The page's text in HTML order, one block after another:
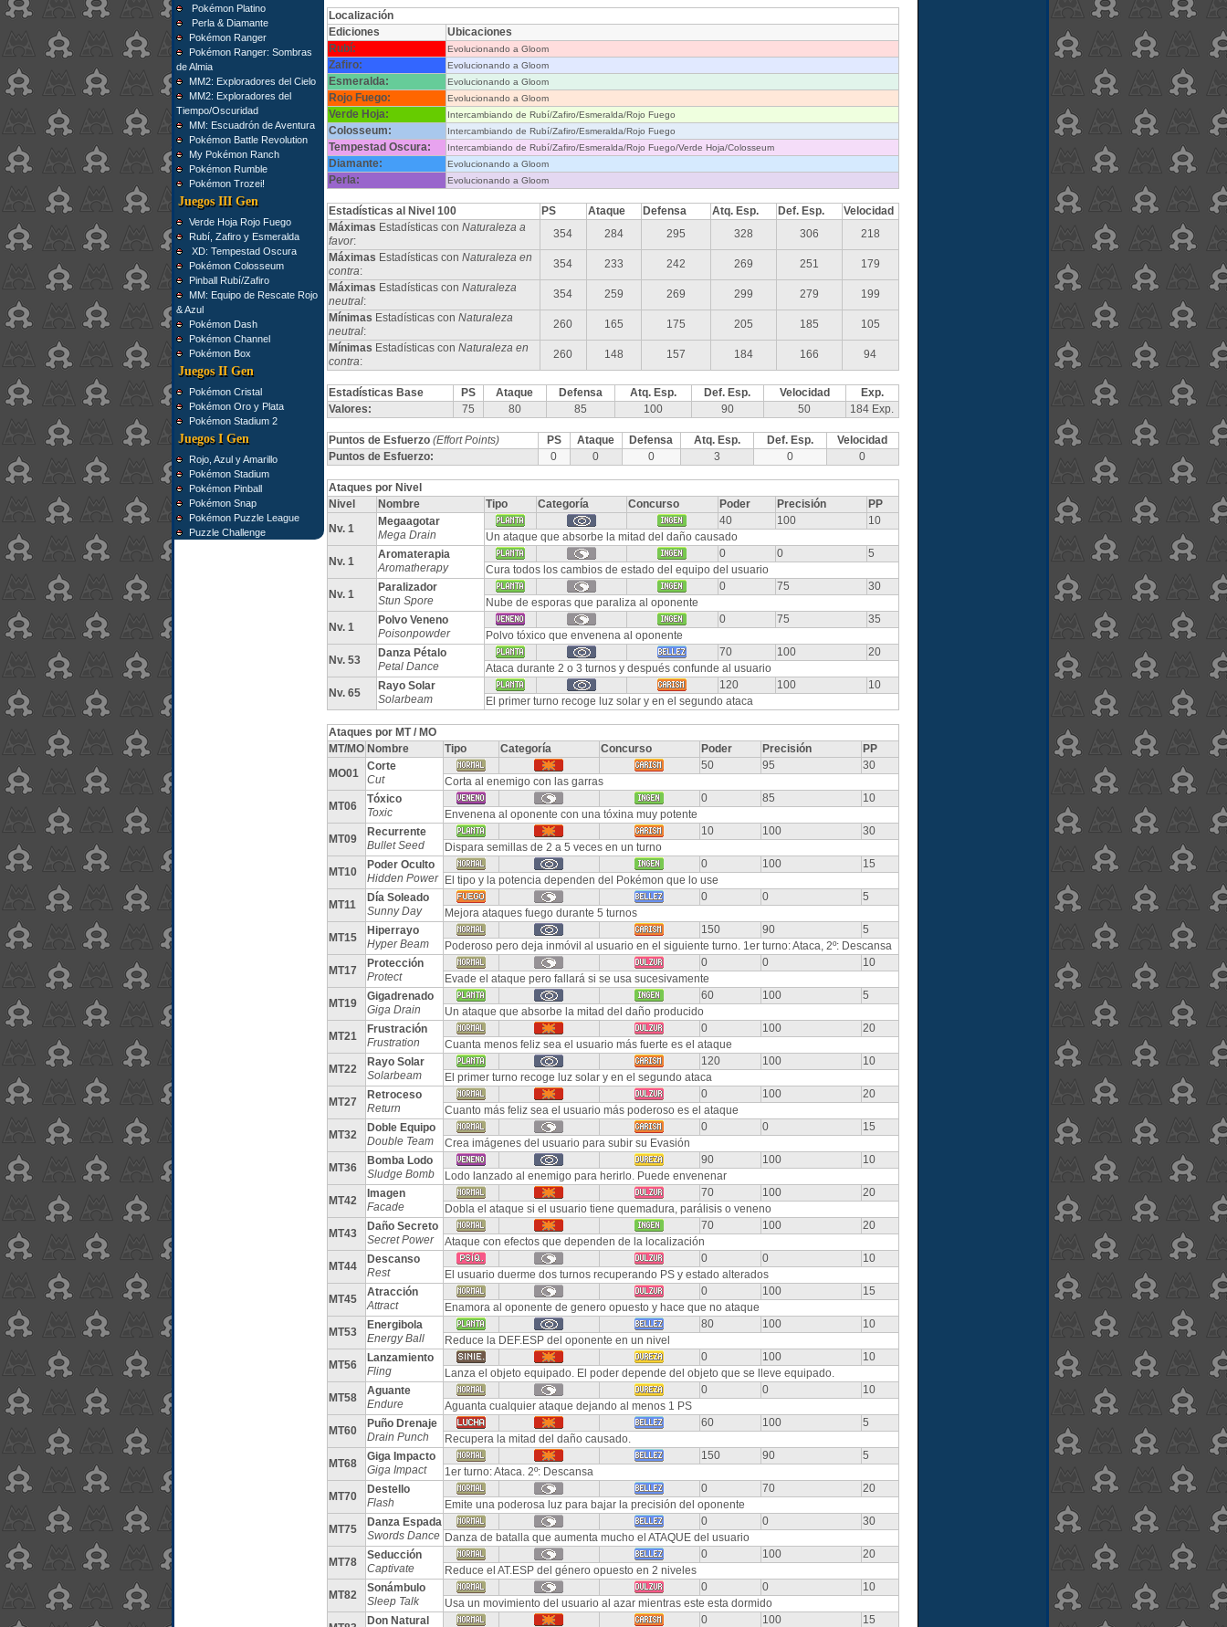
Pokémon Platino
Perla & Diamante
Pokémon Ranger
Pokémon Ranger: Sombras
de Almia
MM2: Exploradores del Cielo
MM2: Exploradores del
Tiempo/Oscuridad
MM: Escuadrón de Aventura
Pokémon Battle Revolution
My Pokémon Ranch
Pokémon Rumble
Pokémon Trozei!
Juegos III Gen
Verde Hoja Rojo Fuego
Rubí, Zafiro y Esmeralda
XD: Tempestad Oscura
Pokémon Colosseum
Pinball Rubí/Zafiro
MM: Equipo de Rescate Rojo
& Azul
Pokémon Dash
Pokémon Channel
Pokémon Box
Juegos II Gen
Pokémon Cristal
Pokémon Oro y Plata
Pokémon Stadium 2
Juegos I Gen
Rojo, Azul y Amarillo
Pokémon Stadium
Pokémon Pinball
Pokémon Snap
Pokémon Puzzle League
Puzzle Challenge
Localización
Ediciones
Ubicaciones
Rubí:
Evolucionando a Gloom
Zafiro: Evolucionando a Gloom
Esmeralda: Evolucionando a Gloom
Rojo Fuego: Evolucionando a Gloom
Verde Hoja: Intercambiando de Rubí/Zafiro/Esmeralda/Rojo Fuego
Colosseum: Intercambiando de Rubí/Zafiro/Esmeralda/Rojo Fuego
Tempestad Oscura: Intercambiando de Rubí/Zafiro/Esmeralda/Rojo Fuego/Verde Hoja/Colosseum
Diamante: Evolucionando a Gloom
Perla: Evolucionando a Gloom
Estadísticas al Nivel 100 PS Ataque Defensa Atq. Esp. Def. Esp.
Velocidad
Máximas Estadísticas con Naturaleza a
favor:
354 284 295 328 306
218
Máximas Estadísticas con Naturaleza en
contra:
354 233 242 269 251
179
Máximas Estadísticas con Naturaleza
neutral:
354 259 269 299 279
199
Mínimas Estadísticas con Naturaleza
neutral:
260 165 175 205 185
105
Mínimas Estadísticas con Naturaleza en
contra:
260 148 157 184 166 94
Estadísticas Base PS Ataque Defensa Atq. Esp. Def. Esp. Velocidad
Exp.
Valores:
75 80 85 100 90 50 184 Exp.
Puntos de Esfuerzo (Effort Points) PS Ataque Defensa Atq. Esp. Def. Esp.
Velocidad
Puntos de Esfuerzo:
0 0 0 3 0 0
Ataques por Nivel
Nivel
Nombre Tipo Categoría Concurso Poder Precisión
PP
Nv. 1
Megaagotar
Mega Drain
40 100
10
Un ataque que absorbe la mitad del daño causado
Nv. 1
Aromaterapia
Aromatherapy
0 0
5
Cura todos los cambios de estado del equipo del usuario
Nv. 1
Paralizador
Stun Spore
0 75
30
Nube de esporas que paraliza al oponente
Nv. 1
Polvo Veneno
Poisonpowder
0 75
35
Polvo tóxico que envenena al oponente
Nv. 53
Danza Pétalo
Petal Dance
70 100
20
Ataca durante 2 o 3 turnos y después confunde al usuario
Nv. 65
Rayo Solar
Solarbeam
120 100
10
El primer turno recoge luz solar y en el segundo ataca
Ataques por MT / MO
MT/MO Nombre Tipo Categoría Concurso Poder Precisión
PP
MO01
Corte
Cut
50 95
30
Corta al enemigo con las garras
MT06
Tóxico
Toxic
0 85
10
Envenena al oponente con una tóxina muy potente
MT09
Recurrente
Bullet Seed
10 100
30
Dispara semillas de 2 a 5 veces en un turno
MT10
Poder Oculto
Hidden Power
0 100
15
El tipo y la potencia dependen del Pokémon que lo use
MT11
Día Soleado
Sunny Day
0 0
5
Mejora ataques fuego durante 5 turnos
MT15
Hiperrayo
Hyper Beam
150 90
5
Poderoso pero deja inmóvil al usuario en el siguiente turno. 1er turno: Ataca, 2º: Descansa
MT17
Protección
Protect
0 0
10
Evade el ataque pero fallará si se usa sucesivamente
MT19
Gigadrenado
Giga Drain
60 100
5
Un ataque que absorbe la mitad del daño producido
MT21
Frustración
Frustration
0 100
20
Cuanta menos feliz sea el usuario más fuerte es el ataque
MT22
Rayo Solar
Solarbeam
120 100
10
El primer turno recoge luz solar y en el segundo ataca
MT27
Retroceso
Return
0 100
20
Cuanto más feliz sea el usuario más poderoso es el ataque
MT32
Doble Equipo
Double Team
0 0
15
Crea imágenes del usuario para subir su Evasión
MT36
Bomba Lodo
Sludge Bomb
90 100
10
Lodo lanzado al enemigo para herirlo. Puede envenenar
MT42
Imagen
Facade
70 100
20
Dobla el ataque si el usuario tiene quemadura, parálisis o veneno
MT43
Daño Secreto
Secret Power
70 100
20
Ataque con efectos que dependen de la localización
MT44
Descanso
Rest
0 0
10
El usuario duerme dos turnos recuperando PS y estado alterados
MT45
Atracción
Attract
0 100
15
Enamora al oponente de genero opuesto y hace que no ataque
MT53
Energibola
Energy Ball
80 100
10
Reduce la DEF.ESP del oponente en un nivel
MT56
Lanzamiento
Fling
0 100
10
Lanza el objeto equipado. El poder depende del objeto que se lleve equipado.
MT58
Aguante
Endure
0 0
10
Aguanta cualquier ataque dejando al menos 1 PS
MT60
Puño Drenaje
Drain Punch
60 100
5
Recupera la mitad del daño causado.
MT68
Giga Impacto
Giga Impact
150 90
5
1er turno: Ataca. 2º: Descansa
MT70
Destello
Flash
0 70
20
Emite una poderosa luz para bajar la precisión del oponente
MT75
Danza Espada
Swords Dance
0 0
30
Danza de batalla que aumenta mucho el ATAQUE del usuario
MT78
Seducción
Captivate
0 100
20
Reduce el AT.ESP del género opuesto en 2 niveles
MT82
Sonámbulo
Sleep Talk
0 0
10
Usa un movimiento del usuario al azar mientras este esta dormido
Don Natural 0 100 15